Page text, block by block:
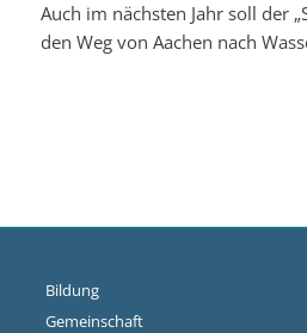
Auch im nächsten Jahr soll der
den Weg von Aachen nach
Bildung
Gemeinschaft